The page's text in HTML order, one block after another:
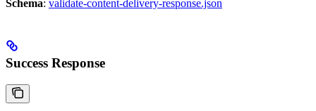
Schema: validate-content-delivery-response.json
Success Response